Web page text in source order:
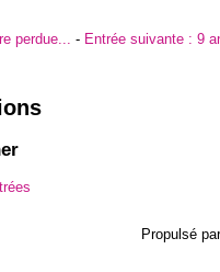
perdue... - Entrée suivante : 9
Propulsé